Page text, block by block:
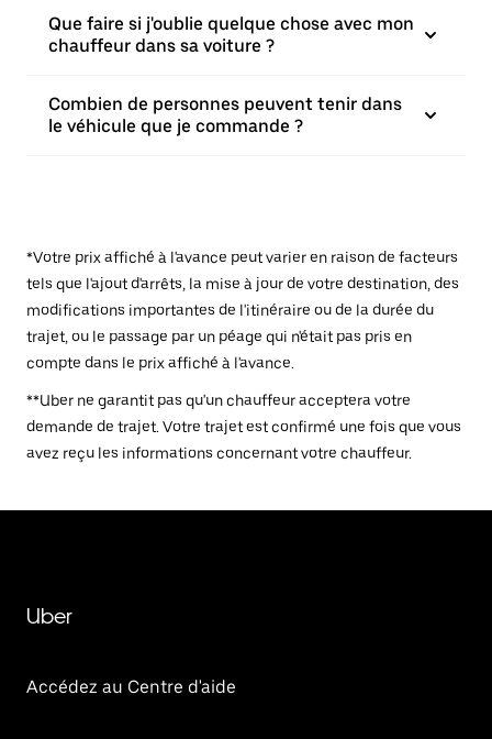
Que faire si j'oublie quelque chose avec mon
chauffeur dans sa voiture ?
Combien de personnes peuvent tenir dans
le véhicule que je commande ?
*Votre prix affiché à l'avance peut varier en raison de facteurs
tels que l'ajout d'arrêts, la mise à jour de votre destination, des
modifications importantes de l'itinéraire ou de la durée du
trajet, ou le passage par un péage qui n'était pas pris en
compte dans le prix affiché à l'avance.
**Uber ne garantit pas qu'un chauffeur acceptera votre
demande de trajet. Votre trajet est confirmé une fois que vous
avez reçu les informations concernant votre chauffeur.
Uber
Accédez au Centre d'aide